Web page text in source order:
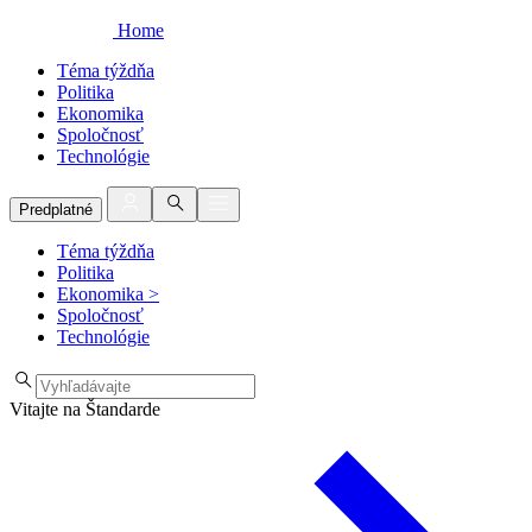
Home
Téma týždňa
Politika
Ekonomika
Spoločnosť
Technológie
Predplatné
Téma týždňa
Politika
Ekonomika >
Spoločnosť
Technológie
Vitajte na Štandarde